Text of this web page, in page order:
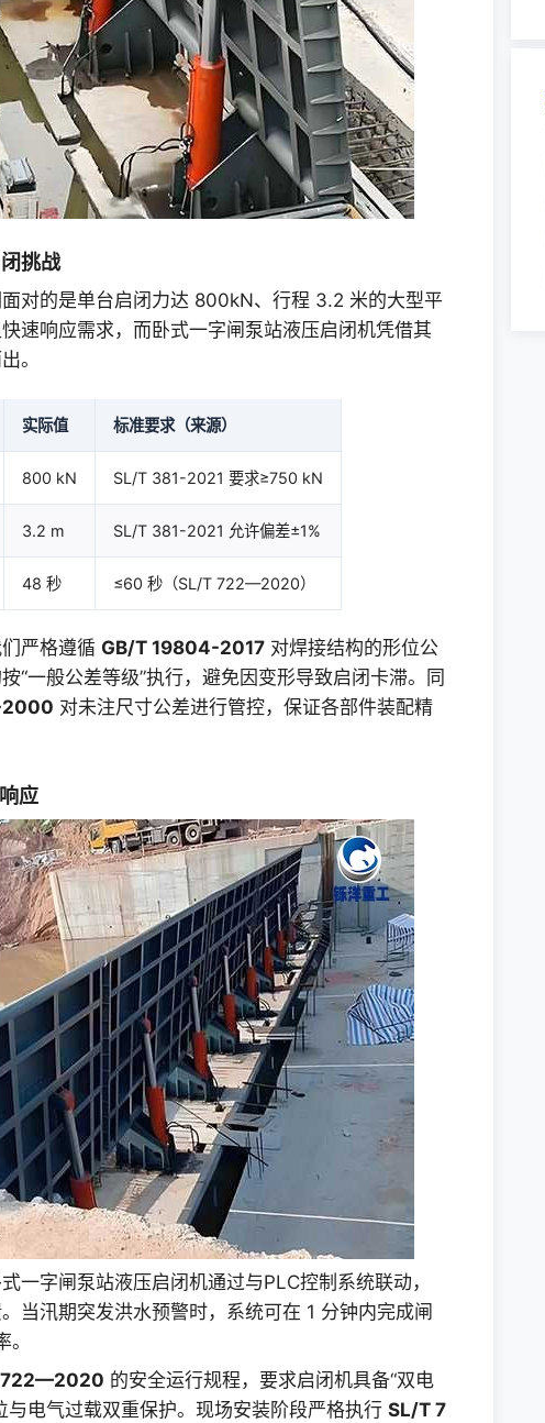
挑战
对的是单台启闭力达 800kN、行程 3.2 米的大型平
速响应需求，而卧式一字闸泵站液压启闭机凭借其
。
实际值 标准要求（来源）
800 kN SL/T 381-2021 要求≥750 kN
3.2 m SL/T 381-2021 允许偏差±1%
48 秒 ≤60 秒（SL/T 722—2020）
严格遵循 GB/T 19804-2017 对焊接结构的形位公
“一般公差等级”执行，避免因变形导致启闭卡滞。同
2000 对未注尺寸公差进行管控，保证各部件装配精
应
一字闸泵站液压启闭机通过与PLC控制系统联动，
当汛期突发洪水预警时，系统可在 1 分钟内完成闸
722—2020 的安全运行规程，要求启闭机具备“双电
与电气过载双重保护。现场安装阶段严格执行 SL/T 7